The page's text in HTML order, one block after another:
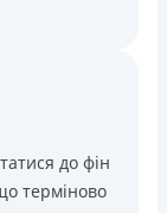
до фін
терміново